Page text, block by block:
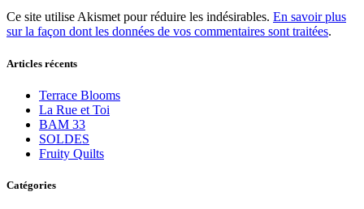
Ce site utilise Akismet pour réduire les indésirables. En savoir plus
sur la façon dont les données de vos commentaires sont traitées.
Articles récents
Terrace Blooms
La Rue et Toi
BAM 33
SOLDES
Fruity Quilts
Catégories